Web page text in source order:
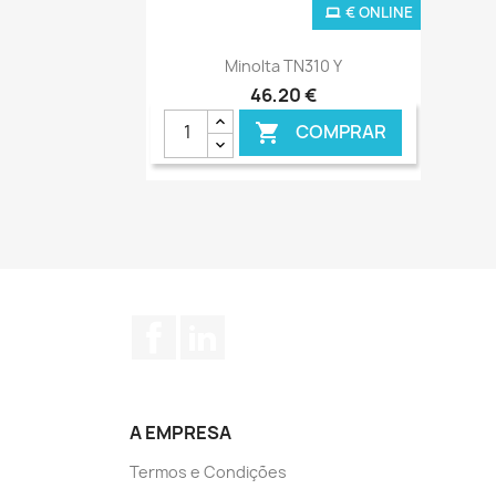
Ver+
Minolta TN310 Y
46,20 €
 COMPRAR
€ ONLINE
A EMPRESA
Termos e Condições